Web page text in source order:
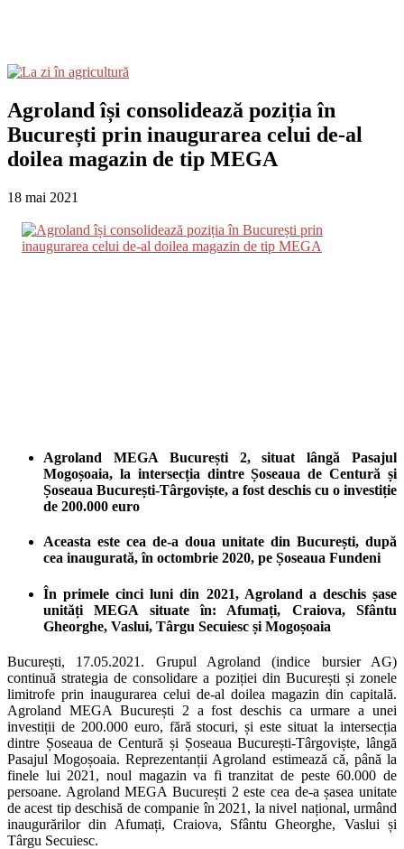
Agroland își consolidează poziția în
București prin inaugurarea celui de-al
doilea magazin de tip MEGA
18 mai 2021
Agroland MEGA București 2, situat lângă Pasajul
Mogoșoaia, la intersecția dintre Șoseaua de Centură și
Șoseaua București-Târgoviște, a fost deschis cu o investiție
de 200.000 euro
Aceasta este cea de-a doua unitate din București, după
cea inaugurată, în octombrie 2020, pe Șoseaua Fundeni
În primele cinci luni din 2021, Agroland a deschis șase
unități MEGA situate în: Afumați, Craiova, Sfântu
Gheorghe, Vaslui, Târgu Secuiesc și Mogoșoaia
București, 17.05.2021. Grupul Agroland (indice bursier AG)
continuă strategia de consolidare a poziției din București și zonele
limitrofe prin inaugurarea celui de-al doilea magazin din capitală.
Agroland MEGA București 2 a fost deschis ca urmare a unei
investiții de 200.000 euro, fără stocuri, și este situat la intersecția
dintre Șoseaua de Centură și Șoseaua București-Târgoviște, lângă
Pasajul Mogoșoaia. Reprezentanții Agroland estimează că, până la
finele lui 2021, noul magazin va fi tranzitat de peste 60.000 de
persoane. Agroland MEGA București 2 este cea de-a șasea unitate
de acest tip deschisă de companie în 2021, la nivel național, urmând
inaugurărilor din Afumați, Craiova, Sfântu Gheorghe, Vaslui și
Târgu Secuiesc.